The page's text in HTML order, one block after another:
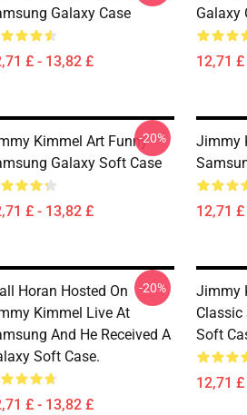
Galaxy Case
£ - 13,82 £
Galaxy
12,71
Kimmel Art Funny
Galaxy Soft Case
£ - 13,82 £
-20%
Jimmy
12,71
Horan Hosted On
Kimmel Live At
And He Received A
Soft Case.
£ - 13,82 £
-20%
Jimmy
Classic
Soft
12,71